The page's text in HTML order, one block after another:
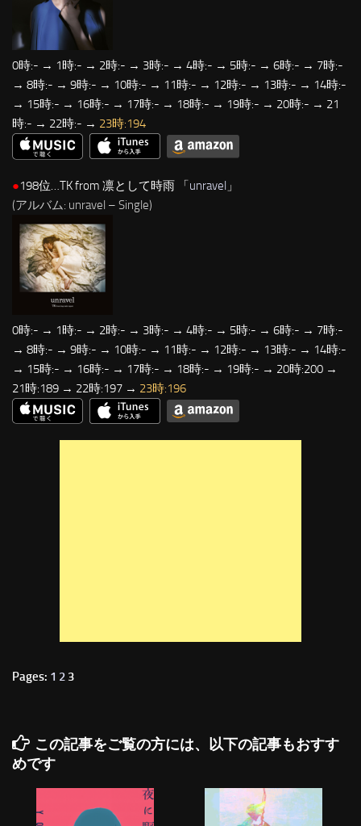
0時:- → 1時:- → 2時:- → 3時:- → 4時:- → 5時:- → 6時:- → 7時:-
→ 8時:- → 9時:- → 10時:- → 11時:- → 12時:- → 13時:- → 14時:-
→ 15時:- → 16時:- → 17時:- → 18時:- → 19時:- → 20時:- → 21
時:- → 22時:- → 23時:194
●198位…TK from 凛として時雨 「unravel 」
(アルバム: unravel – Single)
0時:- → 1時:- → 2時:- → 3時:- → 4時:- → 5時:- → 6時:- → 7時:-
→ 8時:- → 9時:- → 10時:- → 11時:- → 12時:- → 13時:- → 14時:-
→ 15時:- → 16時:- → 17時:- → 18時:- → 19時:- → 20時:200 →
21時:189 → 22時:197 → 23時:196
Pages: 1 2 3
この記事をご覧の方には、以下の記事もおすす
めです